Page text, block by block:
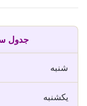
جدول
شنبه
یکشنبه